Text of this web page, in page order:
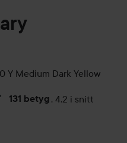
Y Medium Dark Yellow
131 betyg , 4.2 i snitt